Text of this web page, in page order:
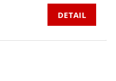
DETAIL